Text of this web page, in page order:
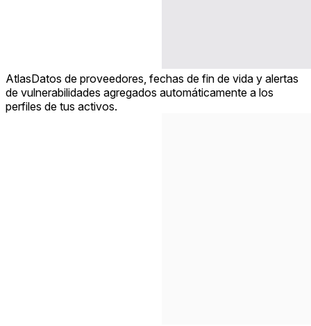
AtlasDatos de proveedores, fechas de fin de vida y alertas
de vulnerabilidades agregados automáticamente a los
perfiles de tus activos.